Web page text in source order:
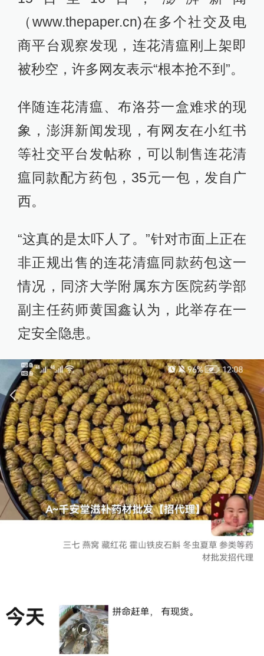
（www.thepaper.cn)在多个社交及电
商平台观察发现，连花清瘟刚上架即
被秒空，许多网友表示“根本抢不到”。
伴随连花清瘟、布洛芬一盒难求的现
象，澎湃新闻发现，有网友在小红书
等社交平台发帖称，可以制售连花清
瘟同款配方药包，35元一包，发自广
西。
“这真的是太吓人了。”针对市面上正在
非正规出售的连花清瘟同款药包这一
情况，同济大学附属东方医院药学部
副主任药师黄国鑫认为，此举存在一
定安全隐患。